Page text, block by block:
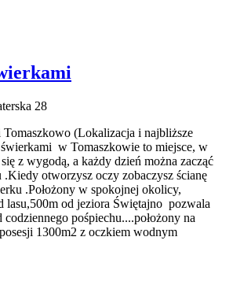
28
(Lokalizacja i najbliższe
w Tomaszkowie to miejsce, w
z wygodą, a każdy dzień można zacząć
.Kiedy otworzysz oczy zobaczysz ścianę
.Położony w spokojnej okolicy,
lasu,500m od jeziora Świętajno pozwala
pośpiechu....położony na
1300m2 z oczkiem wodnym